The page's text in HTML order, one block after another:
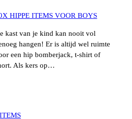
HIPPE ITEMS VOOR BOYS
kast van je kind kan nooit vol
hangen! Er is altijd wel ruimte
een hip bomberjack, t-shirt of
Als kers op…